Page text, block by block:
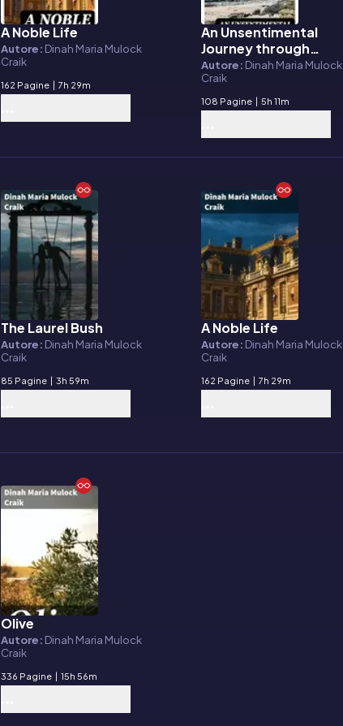
E-book
A Noble Life
Autore: Dinah Maria Mulock
Craik
162 Pagine | 7h 29m
E-book
An Unsentimental
Journey through
Cornwall
Autore: Dinah Maria Mulock
Craik
108 Pagine | 5h 11m
E-book
The Laurel Bush
Autore: Dinah Maria Mulock
Craik
85 Pagine | 3h 59m
E-book
A Noble Life
Autore: Dinah Maria Mulock
Craik
162 Pagine | 7h 29m
E-book
Olive
Autore: Dinah Maria Mulock
Craik
336 Pagine | 15h 56m